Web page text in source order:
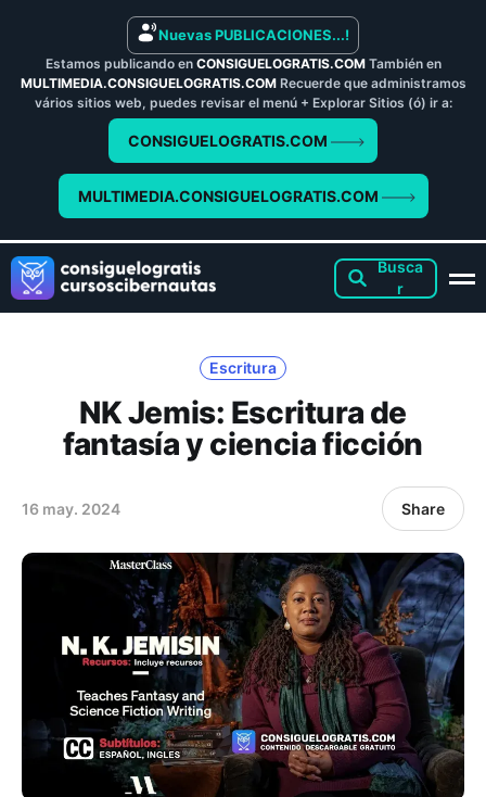
Nuevas PUBLICACIONES...!
Estamos publicando en CONSIGUELOGRATIS.COMTambién en
MULTIMEDIA.CONSIGUELOGRATIS.COMRecuerde que administramos
vários sitios web, puedes revisar el menú + Explorar Sitios (ó) ir a:
CONSIGUELOGRATIS.COM
MULTIMEDIA.CONSIGUELOGRATIS.COM
Escritura
NK Jemis: Escritura de
fantasía y ciencia ficción
16 may. 2024 Share